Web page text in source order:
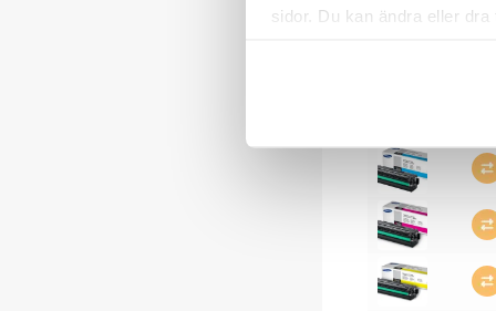
sidor. Du kan ändra eller